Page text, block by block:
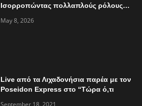
Ισορροπώντας πολλαπλούς ρόλους…
May 8, 2026
Live από τα Λιχαδονήσια παρέα με τον
Poseidon Express στο “Τώρα ό,τι
September 18, 2021